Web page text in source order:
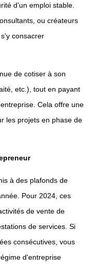
d’un emploi stable.
ou créateurs
consacrer
de cotiser à son
etc.), tout en payant
Cela offre une
les projets en phase de
à des plafonds de
Pour 2024, ces
de vente de
de services. Si
consécutives, vous
d'entreprise